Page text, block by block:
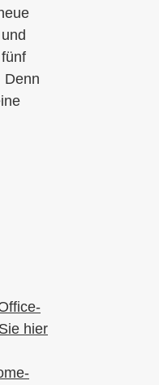
Denn
hier